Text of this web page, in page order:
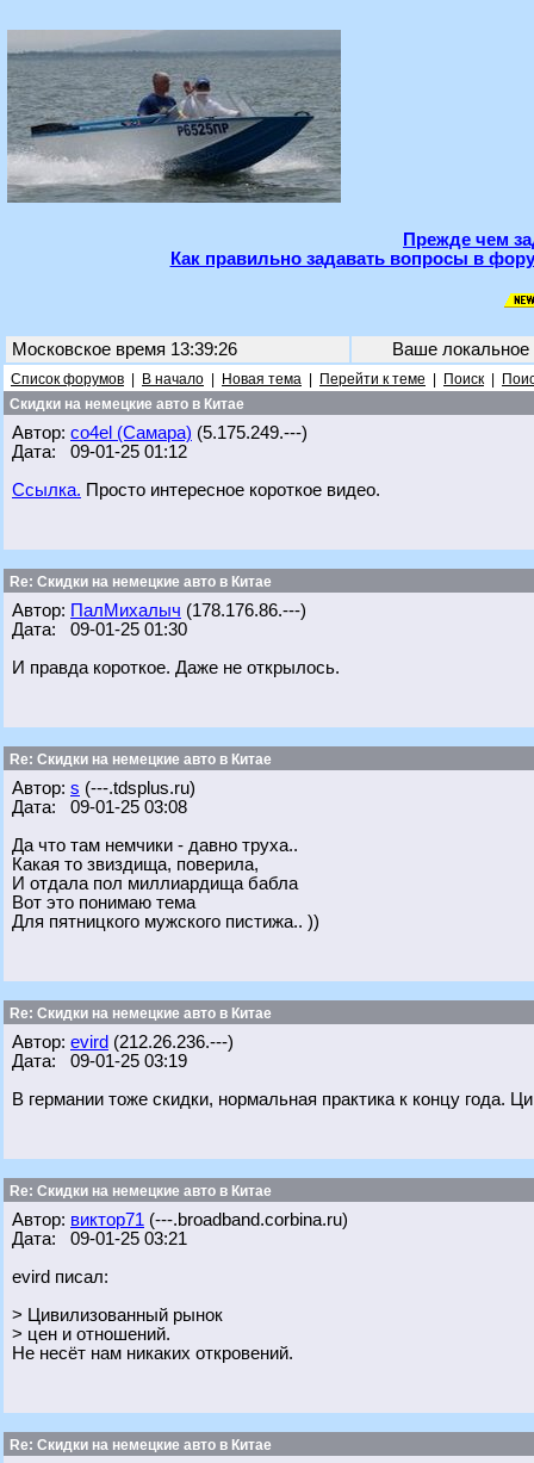
Прежде чем
Как правильно задавать вопросы в
Московское время 13:39:26 Ваше
Список форумов В начало Новая тема Перейти к теме Поиск
Скидки на немецкие авто в Китае
Автор: co4el (Самара) (5.175.249.---)
Дата: 09-01-25 01:12
Ссылка. Просто интересное короткое видео.
Re: Скидки на немецкие авто в Китае
Автор: ПалМихалыч (178.176.86.---)
Дата: 09-01-25 01:30
И правда короткое. Даже не открылось.
Re: Скидки на немецкие авто в Китае
Автор: s (---.tdsplus.ru)
Дата: 09-01-25 03:08
Да что там немчики - давно труха..
Какая то звиздища, поверила,
И отдала пол миллиардища бабла
Вот это понимаю тема
Для пятницкого мужского пистижа.. ))
Re: Скидки на немецкие авто в Китае
Автор: evird (212.26.236.---)
Дата: 09-01-25 03:19
В германии тоже скидки, нормальная практика к концу года.
Re: Скидки на немецкие авто в Китае
Автор: виктор71 (---.broadband.corbina.ru)
Дата: 09-01-25 03:21
evird писал:
> Цивилизованный рынок
> цен и отношений.
Не несёт нам никаких откровений.
Re: Скидки на немецкие авто в Китае